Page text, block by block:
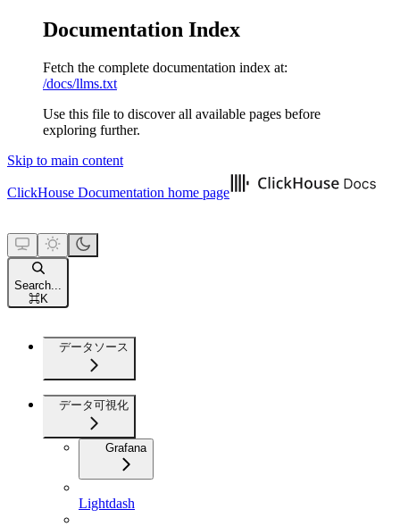
Documentation Index
Fetch the complete documentation index at:
/docs/llms.txt
Use this file to discover all available pages before
exploring further.
Skip to main content
ClickHouse Documentation home page
Search...
⌘K
データソース
データ可視化
Grafana
Lightdash